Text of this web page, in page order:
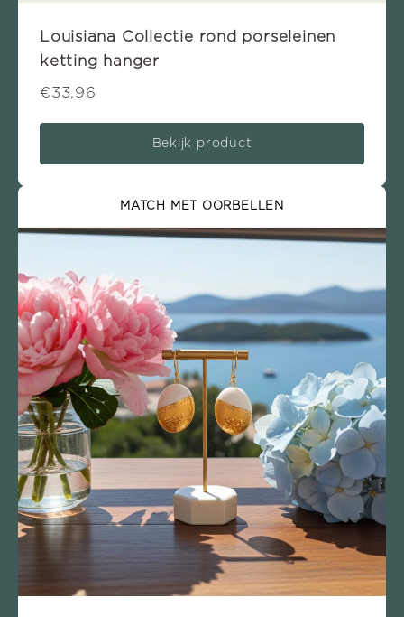
Louisiana Collectie rond porseleinen
ketting hanger
€33,96
Bekijk product
MATCH MET OORBELLEN